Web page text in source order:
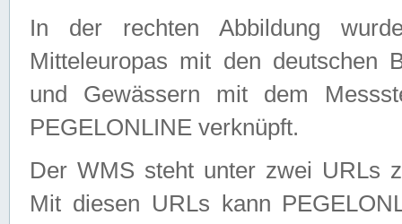
In der rechten Abbildung
Mitteleuropas mit den deutschen
und Gewässern mit dem
PEGELONLINE verknüpft.
Der WMS steht unter zwei URLs
Mit diesen URLs kann